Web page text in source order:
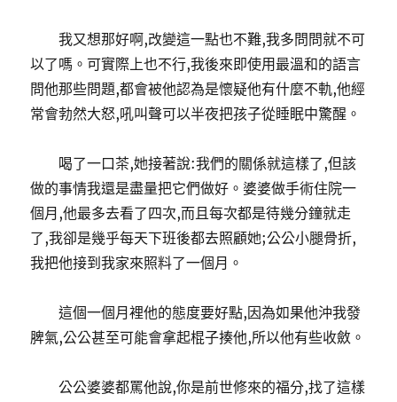
我又想那好啊,改變這一點也不難,我多問問就不可
以了嗎。可實際上也不行,我後來即使用最溫和的語言
問他那些問題,都會被他認為是懷疑他有什麼不軌,他經
常會勃然大怒,吼叫聲可以半夜把孩子從睡眠中驚醒。
喝了一口茶,她接著說:我們的關係就這樣了,但該
做的事情我還是盡量把它們做好。婆婆做手術住院一
個月,他最多去看了四次,而且每次都是待幾分鐘就走
了,我卻是幾乎每天下班後都去照顧她;公公小腿骨折,
我把他接到我家來照料了一個月。
這個一個月裡他的態度要好點,因為如果他沖我發
脾氣,公公甚至可能會拿起棍子揍他,所以他有些收斂。
公公婆婆都罵他說,你是前世修來的福分,找了這樣